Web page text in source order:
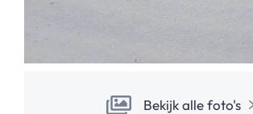
Bekijk alle foto's